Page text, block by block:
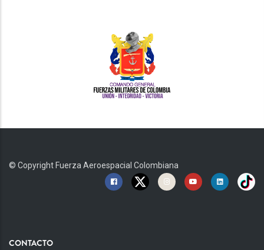
© Copyright Fuerza Aeroespacial Colombiana
CONTACTO